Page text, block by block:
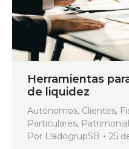
Herramientas
de liquidez
Autónomos, Clientes,
Particulares, Patrimonial
Por LladogrupSB 25